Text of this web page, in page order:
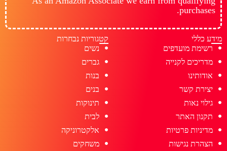
purchases.
מידע כללי
רשימת מועדפים
מדריכים לקנייה
אודותינו
יצירת קשר
גילוי נאות
תקנון האתר
מדיניות פרטיות
הצהרת נגישות
קטגוריות נבחרות
נשים
גברים
בנות
בנים
תינוקות
לבית
אלקטרוניקה
משחקים